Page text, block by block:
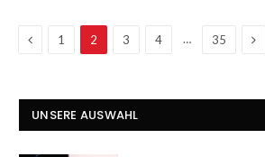
Previous
1 2 3 4 … 35
UNSERE AUSWAHL